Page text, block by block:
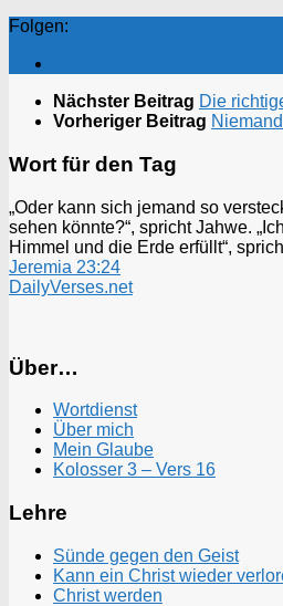
Folgen:
Nächster Beitrag Die
Vorheriger Beitrag
Wort für den Tag
„Oder kann sich jemand so
sehen könnte?“, spricht Jahwe.
Himmel und die Erde erfüllt“,
Jeremia 23:24
DailyVerses.net
Über…
Wortdienst
Über mich
Mein Glaube
Kolosser 3 – Vers 16
Lehre
Sünde gegen den Geist
Kann ein Christ wieder
Christ werden